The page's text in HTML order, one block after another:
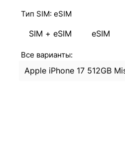
Тип SIM: eSIM
SIM + eSIM eSIM
Все варианты:
Apple iPhone 17 512GB